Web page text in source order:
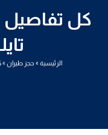
كل تفاصيل
الرئيسية» حجز طيران»